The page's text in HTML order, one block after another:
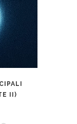
II)